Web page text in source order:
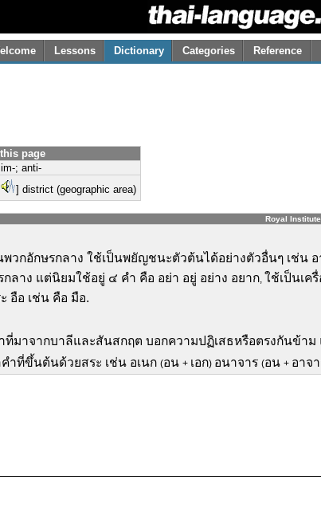
Lessons Dictionary Categories Reference
page
; anti-
] district (geographic area)
Royal
วกอักษรกลาง ใช้เป็นพยัญชนะตัวต้นได้อย่างตัวอื่นๆ เช่น อ
กลาง แต่นิยมใช้อยู่ ๔ คำ คือ อย่า อยู่ อย่าง อยาก, ใช้เป็นเค
อือ เช่น คือ มือ.
ที่มาจากบาลีและสันสกฤต บอกความปฏิเสธหรือตรงกันข้าม
ำที่ขึ้นต้นด้วยสระ เช่น อเนก (อน + เอก) อนาจาร (อน + อาจ